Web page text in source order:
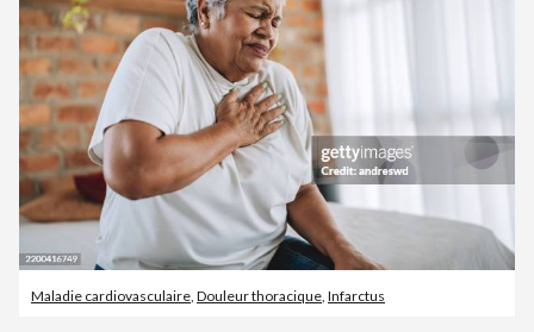
Maladie cardiovasculaire Douleur thoracique Infarctus